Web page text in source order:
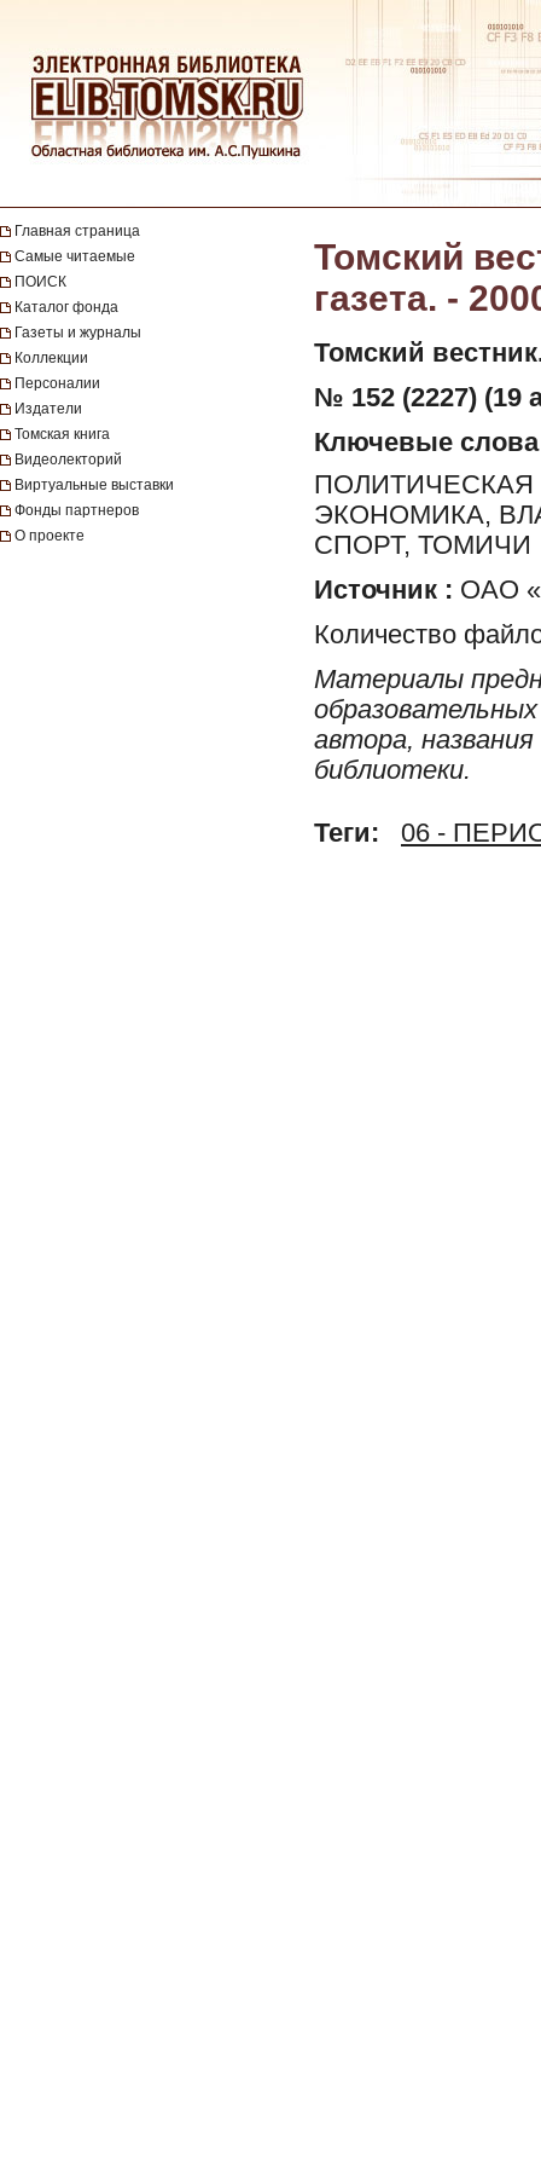
Главная страница
Самые читаемые
ПОИСК
Каталог фонда
Газеты и журналы
Коллекции
Персоналии
Издатели
Томская книга
Видеолекторий
Виртуальные выставки
Фонды партнеров
О проекте
Томский
газета. -
Томский
№ 152 (2227) (19
Ключевые слова
ЭКОНОМИКА,
СПОРТ, ТОМИЧИ
Источник : ОАО
Количество
Материалы
автора,
библиотеки.
Теги: 06 -